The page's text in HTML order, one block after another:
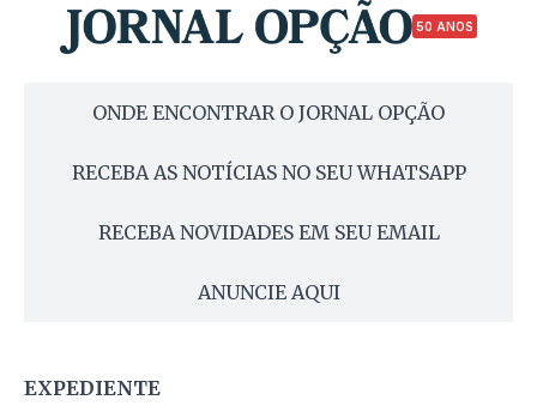
50 ANOS
ONDE ENCONTRAR O JORNAL OPÇÃO
RECEBA AS NOTÍCIAS NO SEU WHATSAPP
RECEBA NOVIDADES EM SEU EMAIL
ANUNCIE AQUI
EXPEDIENTE